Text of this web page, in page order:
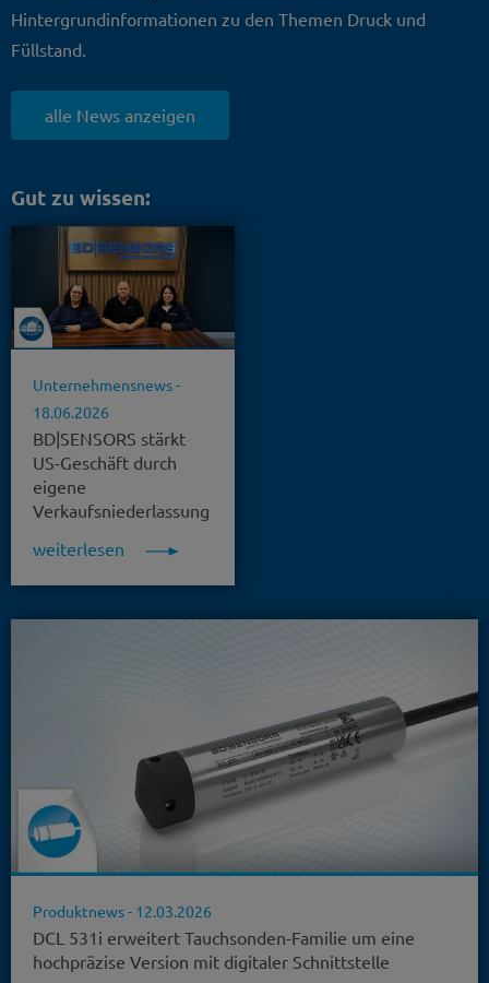
Hintergrundinformationen zu den Themen Druck und
Füllstand.
alle News anzeigen
Gut zu wissen:
Unternehmensnews -
18.06.2026
BD|SENSORS stärkt
US-Geschäft durch
eigene
Verkaufsniederlassung
weiterlesen
Produktnews - 12.03.2026
DCL 531i erweitert Tauchsonden-Familie um eine
hochpräzise Version mit digitaler Schnittstelle